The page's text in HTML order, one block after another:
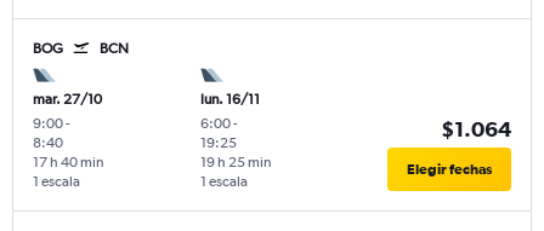
BOG BCN
mar. 27/10
9:00-
8:40
1 escala
17 h 40 min
lun. 16/11
6:00-
19:25
1 escala
19 h 25 min
$1.064
Elegir fechas